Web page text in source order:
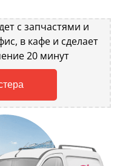
с запчастями и
в кафе и сделает
20 минут